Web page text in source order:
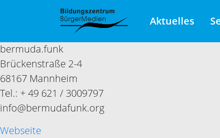
Aktuelles
bermuda.funk
Brückenstraße 2-4
68167 Mannheim
Tel.: + 49 621 / 3009797
info@bermudafunk.org
Webseite